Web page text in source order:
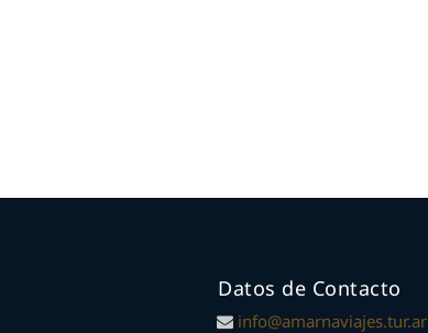
Datos de Contacto
info@amarnaviajes.tur.ar